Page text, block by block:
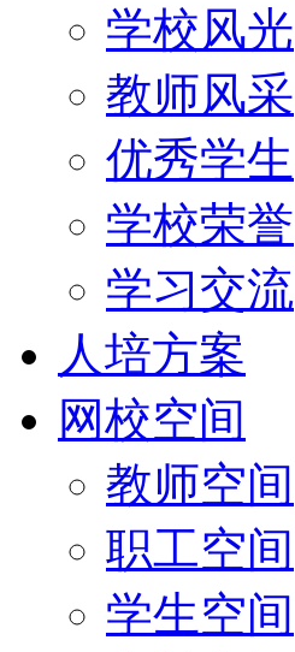
学校风光
教师风采
优秀学生
学校荣誉
学习交流
人培方案
网校空间
教师空间
职工空间
学生空间